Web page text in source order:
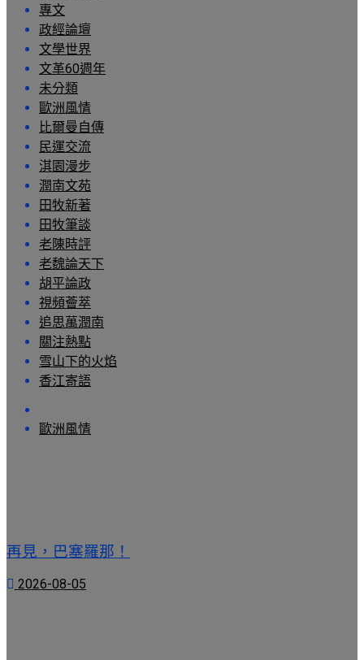
專文
政經論壇
文學世界
文革60週年
未分類
歐洲風情
比爾曼自傳
民運交流
淇園漫步
潤南文苑
田牧新著
田牧筆談
老陳時評
老魏論天下
胡平論政
視頻薈萃
追思萬潤南
關注熱點
雪山下的火焰
香江寄語
歐洲風情
再見，巴塞羅那！
2026-08-05